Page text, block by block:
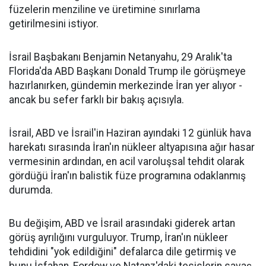
füzelerin menziline ve üretimine sınırlama
getirilmesini istiyor.
İsrail Başbakanı Benjamin Netanyahu, 29 Aralık'ta
Florida'da ABD Başkanı Donald Trump ile görüşmeye
hazırlanırken, gündemin merkezinde İran yer alıyor -
ancak bu sefer farklı bir bakış açısıyla.
İsrail, ABD ve İsrail'in Haziran ayındaki 12 günlük hava
harekatı sırasında İran'ın nükleer altyapısına ağır hasar
vermesinin ardından, en acil varoluşsal tehdit olarak
gördüğü İran'ın balistik füze programına odaklanmış
durumda.
Bu değişim, ABD ve İsrail arasındaki giderek artan
görüş ayrılığını vurguluyor. Trump, İran'ın nükleer
tehdidini "yok edildiğini" defalarca dile getirmiş ve